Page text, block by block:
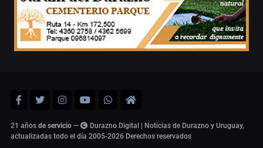
21 años de servicio —
Durazno Digital | Noticias de Durazno y Uruguay,
actualizadas todo el día 2005-2026 Derechos reservados